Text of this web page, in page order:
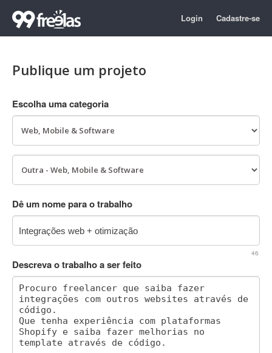
Login Cadastre-se
Publique um projeto
Escolha uma categoria
Dê um nome para o trabalho
46
Descreva o trabalho a ser feito